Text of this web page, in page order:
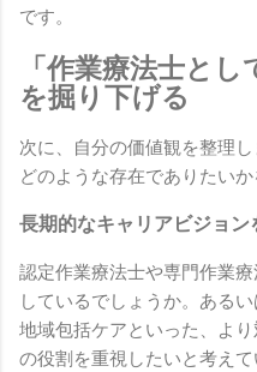
です。
「作業療法士と
を掘り下げる
次に、自分の価値観を整理
どのような存在でありたい
長期的なキャリアビジョン
認定作業療法士や専門作業
しているでしょうか。ある
地域包括ケアといった、よ
の役割を重視したいと考え